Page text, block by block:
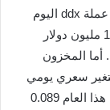
متاحة للتداول على منصة بينانس. كما ويبلغ سعر عملة ddx اليوم
حوالي 0.041 دولار أمريكي بقيمة سوقية تبلغ 1.18 مليون دولار
أمريكي. أما المخزون
أمريكي بتغير سعري يومي
-2.56% تقريبا. ويبلغ أعلى سعر وصلته العملة في هذا العام 0.089